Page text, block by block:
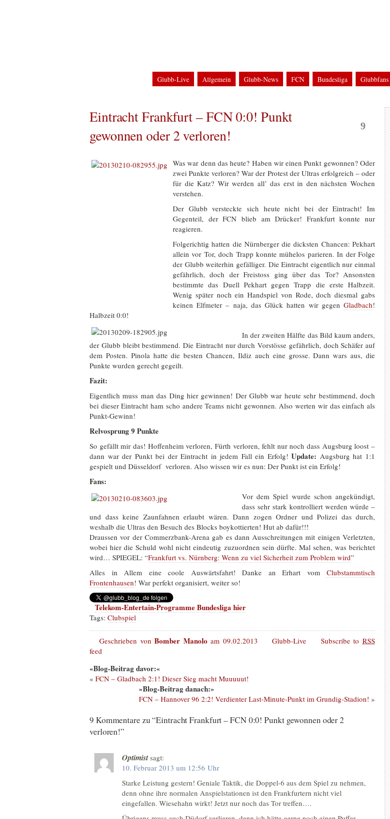
Glubb-Live Allgemein Glubb-News FCN Bundesliga
Glubbfans
9
Eintracht Frankfurt – FCN 0:0! Punkt
gewonnen oder 2 verloren!
Was war denn das heute? Haben wir einen Punkt gewonnen? Oder
zwei Punkte verloren? War der Protest der Ultras erfolgreich – oder
für die Katz? Wir werden all’ das erst in den nächsten Wochen
verstehen.
Der Glubb versteckte sich heute nicht bei der Eintracht! Im
Gegenteil, der FCN blieb am Drücker! Frankfurt konnte nur
reagieren.
Folgerichtig hatten die Nürnberger die dicksten Chancen: Pekhart
allein vor Tor, doch Trapp konnte mühelos parieren. In der Folge
der Glubb weiterhin gefälliger. Die Eintracht eigentlich nur einmal
gefährlich, doch der Freistoss ging über das Tor? Ansonsten
bestimmte das Duell Pekhart gegen Trapp die erste Halbzeit.
Wenig später noch ein Handspiel von Rode, doch diesmal gabs
keinen Elfmeter – naja, das Glück hatten wir gegen Gladbach!
Halbzeit 0:0!
In der zweiten Hälfte das Bild kaum anders,
der Glubb bleibt bestimmend. Die Eintracht nur durch Vorstösse gefährlich, doch Schäfer auf
dem Posten. Pinola hatte die besten Chancen, Ildiz auch eine grosse. Dann wars aus, die
Punkte wurden gerecht gegeilt.
Fazit:
Eigentlich muss man das Ding hier gewinnen! Der Glubb war heute sehr bestimmend, doch
bei dieser Eintracht ham scho andere Teams nicht gewonnen. Also werten wir das einfach als
Punkt-Gewinn!
Relvosprung 9 Punkte
So gefällt mir das! Hoffenheim verloren, Fürth verloren, fehlt nur noch dass Augsburg loost –
dann war der Punkt bei der Eintracht in jedem Fall ein Erfolg!Update: Augsburg hat 1:1
gespielt und Düsseldorf verloren. Also wissen wir es nun: Der Punkt ist ein Erfolg!
Fans:
Vor dem Spiel wurde schon angekündigt,
dass sehr stark kontrolliert werden würde –
und dass keine Zaunfahnen erlaubt wären. Dann zogen Ordner und Polizei das durch,
weshalb die Ultras den Besuch des Blocks boykottierten! Hut ab dafür!!!
Draussen vor der Commerzbank-Arena gab es dann Ausschreitungen mit einigen Verletzten,
wobei hier die Schuld wohl nicht eindeutig zuzuordnen sein dürfte. Mal sehen, was berichtet
wird… SPIEGEL: “Frankfurt vs. Nürnberg: Wenn zu viel Sicherheit zum Problem wird”
Alles in Allem eine coole Auswärtsfahrt! Danke an Erhart vom Clubstammtisch
Frontenhausen! War perfekt organisiert, weiter so!
Telekom-Entertain-Programme Bundesliga hier
Tags: Clubspiel
Geschrieben vonBomber Manolo am 09.02.2013 Glubb-Live Subscribe toRSS
feed
«Blog-Beitrag davor:«
« FCN – Gladbach 2:1! Dieser Sieg macht Muuuuut!
»Blog-Beitrag danach:»
FCN – Hannover 96 2:2! Verdienter Last-Minute-Punkt im Grundig-Stadion! »
9 Kommentare zu “Eintracht Frankfurt – FCN 0:0! Punkt gewonnen oder 2
verloren!”
Optimist sagt:
10. Februar 2013 um 12:56 Uhr
Starke Leistung gestern! Geniale Taktik, die Doppel-6 aus dem Spiel zu nehmen,
denn ohne ihre normalen Anspielstationen ist den Frankfurtern nicht viel
eingefallen. Wiesehahn wirkt! Jetzt nur noch das Tor treffen….